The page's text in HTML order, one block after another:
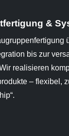
&
bis zur
realisieren
– flexibel,